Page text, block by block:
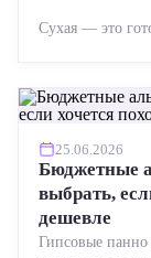
Сухая — это
25.06.2026
Бюджетные
выбрать,
дешевле
Гипсовые панно